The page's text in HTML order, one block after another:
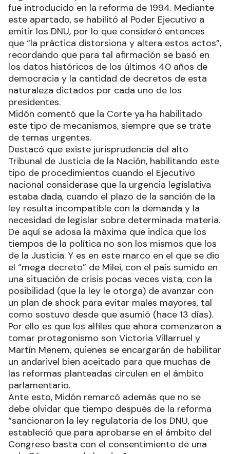
fue introducido en la reforma de 1994. Mediante
este apartado, se habilitó al Poder Ejecutivo a
emitir los DNU, por lo que consideró entonces
que “la práctica distorsiona y altera estos actos”,
recordando que para tal afirmación se basó en
los datos históricos de los últimos 40 años de
democracia y la cantidad de decretos de esta
naturaleza dictados por cada uno de los
presidentes.
Midón comentó que la Corte ya ha habilitado
este tipo de mecanismos, siempre que se trate
de temas urgentes.
Destacó que existe jurisprudencia del alto
Tribunal de Justicia de la Nación, habilitando este
tipo de procedimientos cuando el Ejecutivo
nacional considerase que la urgencia legislativa
estaba dada, cuando el plazo de la sanción de la
ley resulta incompatible con la demanda y la
necesidad de legislar sobre determinada materia.
De aquí se adosa la máxima que indica que los
tiempos de la política no son los mismos que los
de la Justicia. Y es en este marco en el que se dio
el “mega decreto” de Milei, con el país sumido en
una situación de crisis pocas veces vista, con la
posibilidad (que la ley le otorga) de avanzar con
un plan de shock para evitar males mayores, tal
como sostuvo desde que asumió (hace 13 días).
Por ello es que los alfiles que ahora comenzaron a
tomar protagonismo son Victoria Villarruel y
Martín Menem, quienes se encargarán de habilitar
un andarivel bien aceitado para que muchas de
las reformas planteadas circulen en el ámbito
parlamentario.
Ante esto, Midón remarcó además que no se
debe olvidar que tiempo después de la reforma
“sancionaron la ley regulatoria de los DNU, que
estableció que para aprobarse en el ámbito del
Congreso basta con el consentimiento de una